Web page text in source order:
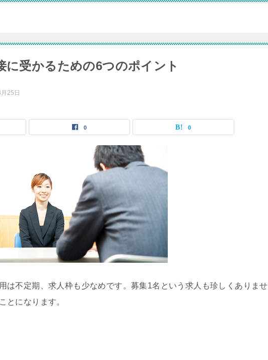
に受かるための6つのポイント
25日
0 0
は不定期、求人枠も少なめです。募集1名という求人も珍しくありませ
とになります。